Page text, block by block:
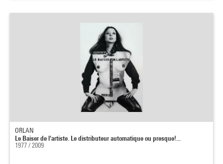
ORLAN
Le Baiser de l'artiste. Le distributeur automatique ou presque!...
1977 / 2009